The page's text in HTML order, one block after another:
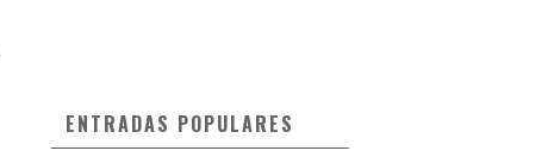
ENTRADAS POPULARES